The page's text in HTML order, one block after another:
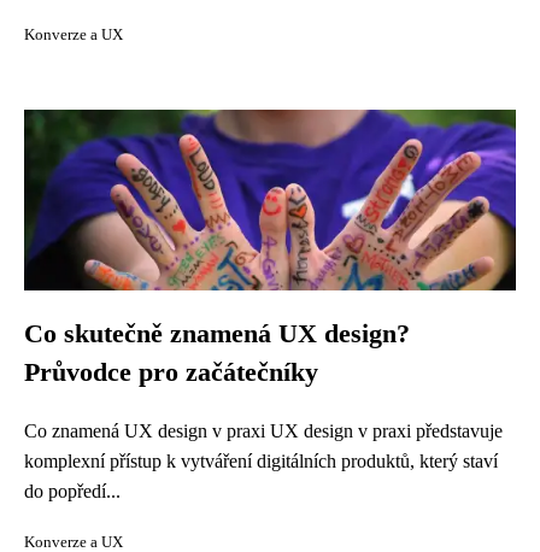
Konverze a UX
Co skutečně znamená UX design?
Průvodce pro začátečníky
Co znamená UX design v praxi UX design v praxi představuje
komplexní přístup k vytváření digitálních produktů, který staví
do popředí...
Konverze a UX